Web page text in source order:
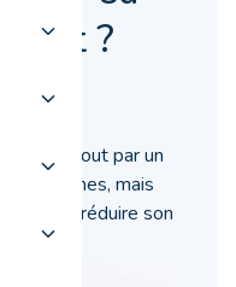
?
au mazout par un
les pannes, mais
et de réduire son